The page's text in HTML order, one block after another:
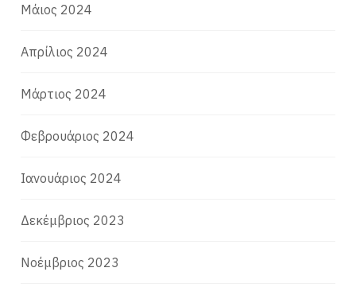
Μάιος 2024
Απρίλιος 2024
Μάρτιος 2024
Φεβρουάριος 2024
Ιανουάριος 2024
Δεκέμβριος 2023
Νοέμβριος 2023